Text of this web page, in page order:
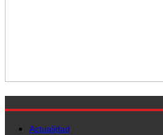
Actualidad